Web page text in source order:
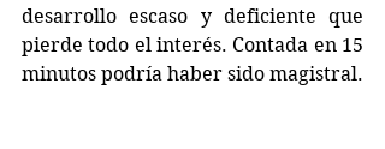
desarrollo escaso y deficiente que
pierde todo el interés. Contada en 15
minutos podría haber sido magistral.